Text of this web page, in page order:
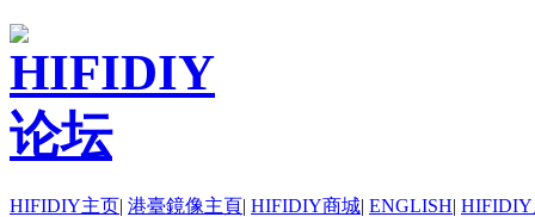
HIFIDIY主页| 港臺鏡像主頁| HIFIDIY商城| ENGLISH|